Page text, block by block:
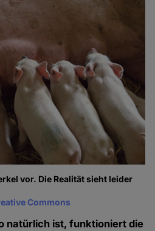
vor. Die Realität sieht leider
Commons
natürlich ist, funktioniert die